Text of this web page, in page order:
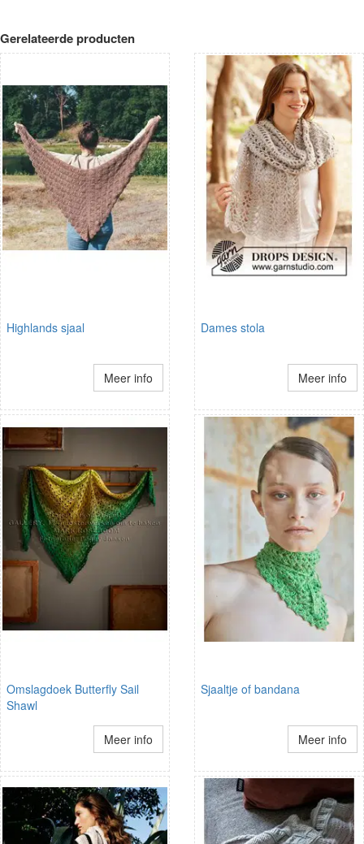
Gerelateerde producten
Highlands sjaal
Meer info
Dames stola
Meer info
Omslagdoek Butterfly Sail
Shawl
Meer info
Sjaaltje of bandana
Meer info